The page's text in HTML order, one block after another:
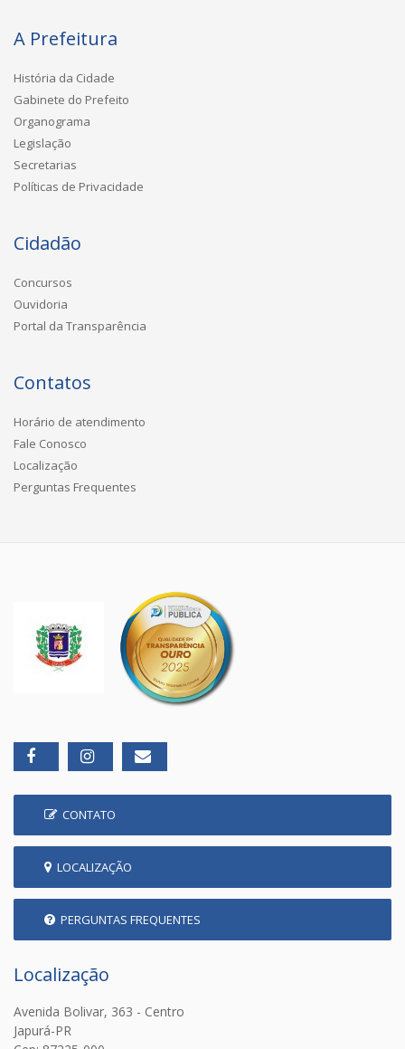
A Prefeitura
História da Cidade
Gabinete do Prefeito
Organograma
Legislação
Secretarias
Políticas de Privacidade
Cidadão
Concursos
Ouvidoria
Portal da Transparência
Contatos
Horário de atendimento
Fale Conosco
Localização
Perguntas Frequentes
CONTATO
LOCALIZAÇÃO
PERGUNTAS FREQUENTES
Localização
Avenida Bolivar, 363 - Centro
Japurá-PR